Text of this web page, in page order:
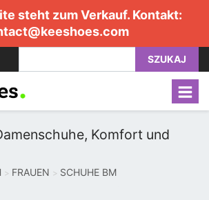
steht zum Verkauf. Kontakt:
SZUKAJ
Komfort und
FRAUEN SCHUHE BM